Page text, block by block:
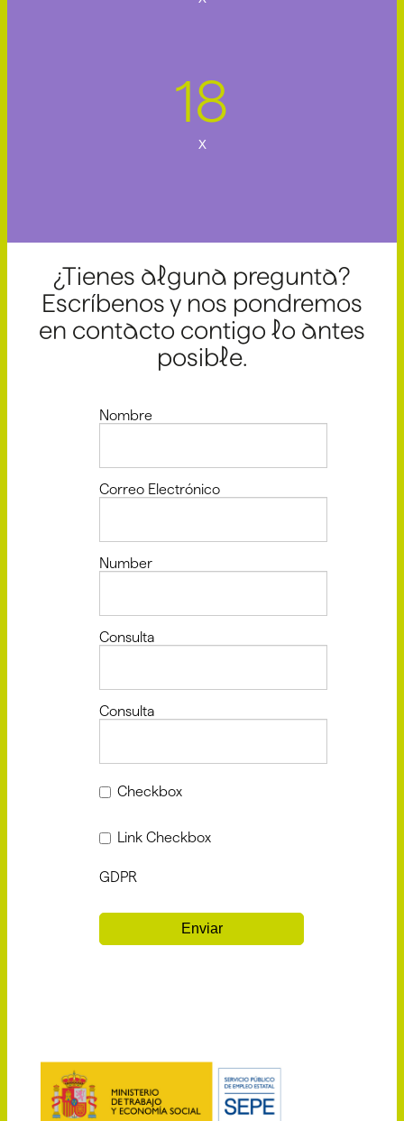
21
x
¿Tienes alguna pregunta?
Escríbenos y nos pondremos
en contacto contigo lo antes
posible.
Nombre
Correo Electrónico
Number
Consulta
Consulta
Checkbox
Link Checkbox
GDPR
Enviar